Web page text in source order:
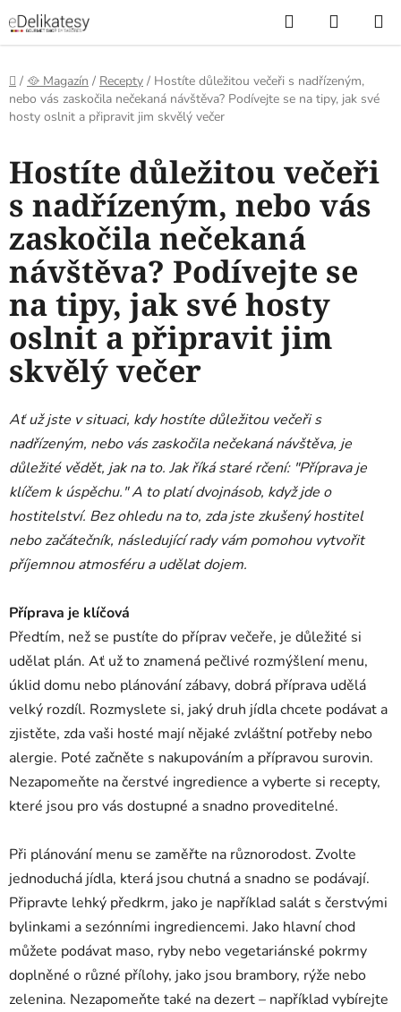
na
obsah
Hledat
KOŠÍK
Domů
/ 🥘 Magazín / Recepty / Hostíte důležitou večeři s nadřízeným,
nebo vás zaskočila nečekaná návštěva? Podívejte se na tipy, jak své
hosty oslnit a připravit jim skvělý večer
Hostíte důležitou večeři
s nadřízeným, nebo vás
zaskočila nečekaná
návštěva? Podívejte se
na tipy, jak své hosty
oslnit a připravit jim
skvělý večer
Ať už jste v situaci, kdy hostíte důležitou večeři s
nadřízeným, nebo vás zaskočila nečekaná návštěva, je
důležité vědět, jak na to. Jak říká staré rčení: "Příprava je
klíčem k úspěchu." A to platí dvojnásob, když jde o
hostitelství. Bez ohledu na to, zda jste zkušený hostitel
nebo začátečník, následující rady vám pomohou vytvořit
příjemnou atmosféru a udělat dojem.
Příprava je klíčová
Předtím, než se pustíte do příprav večeře, je důležité si
udělat plán. Ať už to znamená pečlivé rozmýšlení menu,
úklid domu nebo plánování zábavy, dobrá příprava udělá
velký rozdíl. Rozmyslete si, jaký druh jídla chcete podávat a
zjistěte, zda vaši hosté mají nějaké zvláštní potřeby nebo
alergie. Poté začněte s nakupováním a přípravou surovin.
Nezapomeňte na čerstvé ingredience a vyberte si recepty,
které jsou pro vás dostupné a snadno proveditelné.
Při plánování menu se zaměřte na různorodost. Zvolte
jednoduchá jídla, která jsou chutná a snadno se podávají.
Připravte lehký předkrm, jako je například salát s čerstvými
bylinkami a sezónními ingrediencemi. Jako hlavní chod
můžete podávat maso, ryby nebo vegetariánské pokrmy
doplněné o různé přílohy, jako jsou brambory, rýže nebo
zelenina. Nezapomeňte také na dezert – například vybírejte